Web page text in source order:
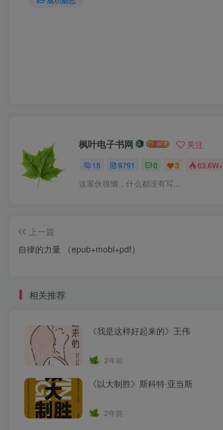
枫叶电子书网 关注
15 9791 0 3 63.6W+
这家伙很懒，什么都没有写...
上一篇
自律的力量 （epub+mobi+pdf）
相关推荐
《我是这样好起来的》王伟
2年前
《以大制胜》斯科特·亚当斯
2年前